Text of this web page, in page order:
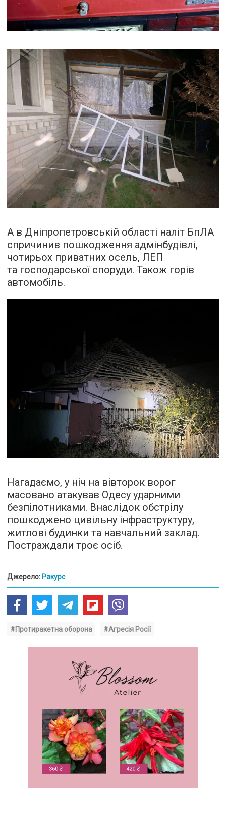
А в Дніпропетровській області наліт БпЛА
спричинив пошкодження адмінбудівлі,
чотирьох приватних осель, ЛЕП
та господарської споруди. Також горів
автомобіль.
Нагадаємо, у ніч на вівторок ворог
масовано атакував Одесу ударними
безпілотниками. Внаслідок обстрілу
пошкоджено цивільну інфраструктуру,
житлові будинки та навчальний заклад.
Постраждали троє осіб.
Джерело: Ракурс
#Протиракетна оборона #Агресія Росії